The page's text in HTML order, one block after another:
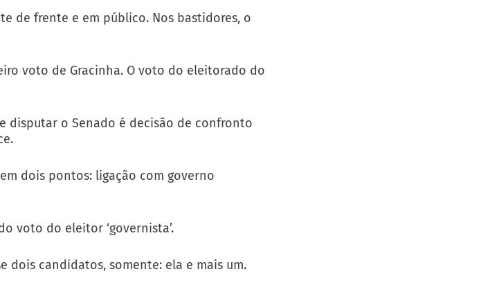
de frente e em público. Nos bastidores, o
voto de Gracinha. O voto do eleitorado do
disputar o Senado é decisão de confronto
dois pontos: ligação com governo
voto do eleitor ‘governista’.
dois candidatos, somente: ela e mais um.